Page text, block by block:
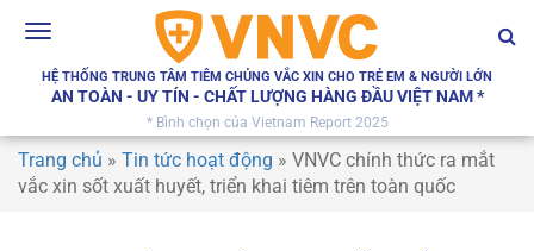
Toggle
HỆ THỐNG TRUNG TÂM TIÊM CHỦNG VẮC XIN CHO TRẺ EM & NGƯỜI LỚN
AN TOÀN - UY TÍN - CHẤT LƯỢNG HÀNG ĐẦU VIỆT NAM *
* Bình chọn của Vietnam Report 2025
Trang chủ » Tin tức hoạt động » VNVC chính thức ra mắt
vắc xin sốt xuất huyết, triển khai tiêm trên toàn quốc